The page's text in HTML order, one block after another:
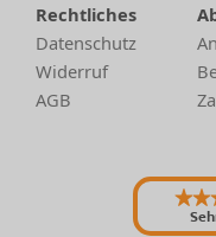
Rechtliches
Datenschutz
Widerruf
AGB